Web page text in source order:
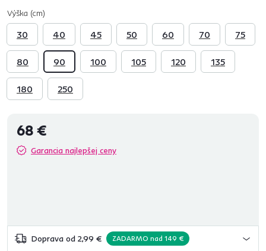
Výška (cm)
30 40 45 50 60 70 75
80 90 100 105 120 135
180 250
68 €
Garancia najlepšej ceny
Doprava od 2,99 € ZADARMO nad 149 €